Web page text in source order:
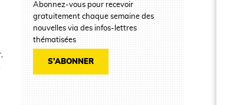
Abonnez-vous pour recevoir
gratuitement chaque semaine des
nouvelles via des infos-lettres
thématisées
S’ABONNER